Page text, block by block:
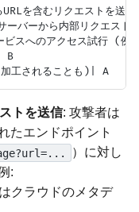
を含むリクエストを送
バーから内部リクエスト
スへのアクセス試行 (
B
トを送信: 攻撃者は
たエンドポイント
）に対し
:
クラウドのメタデ